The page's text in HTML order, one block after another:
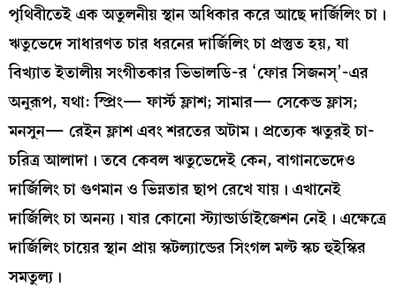
পৃথিবীতেই এক অতুলনীয় স্থান অধিকার করে আছে দার্জিলিং চা।
ঋতুভেদে সাধারণত চার ধরনের দার্জিলিং চা প্রস্তুত হয়, যা
বিখ্যাত ইতালীয় সংগীতকার ভিভালডি-র ‘ফোর সিজনস্’-এর
অনুরূপ, যথা: স্প্রিং— ফার্স্ট ফ্লাশ; সামার— সেকেন্ড ফ্লাস;
মনসুন— রেইন ফ্লাশ এবং শরতের অটাম। প্রত্যেক ঋতুরই চা-
চরিত্র আলাদা। তবে কেবল ঋতুভেদেই কেন, বাগানভেদেও
দার্জিলিং চা গুণমান ও ভিন্নতার ছাপ রেখে যায়। এখানেই
দার্জিলিং চা অনন্য। যার কোনো স্ট্যান্ডার্ডাইজেশন নেই। এক্ষেত্রে
দার্জিলিং চায়ের স্থান প্রায় স্কটল্যান্ডের সিংগল মল্ট স্কচ হুইস্কির
সমতুল্য।